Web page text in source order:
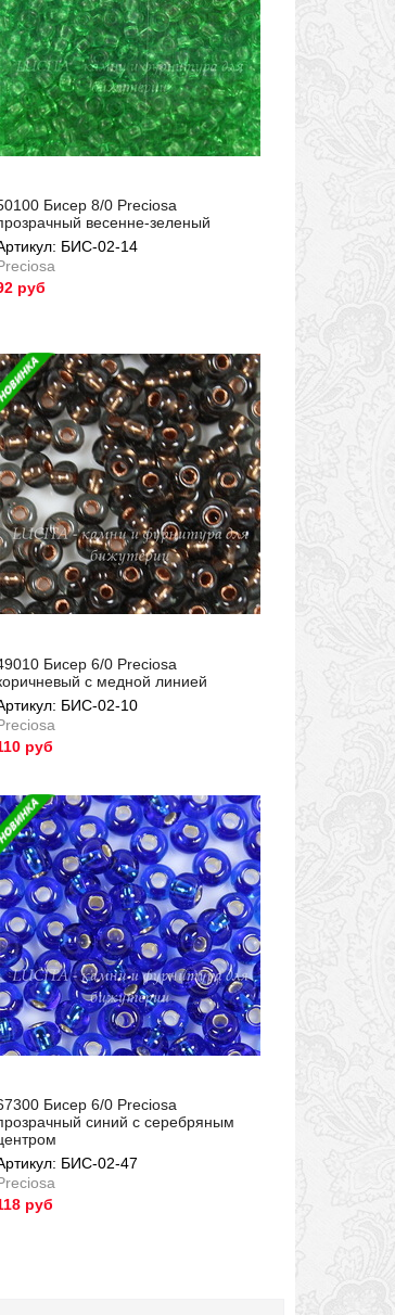
Бисер 8/0 Preciosa
весенне-зеленый
БИС-02-14
руб
Бисер 6/0 Preciosa
с медной линией
БИС-02-10
руб
Бисер 6/0 Preciosa
синий с серебряным
БИС-02-47
руб